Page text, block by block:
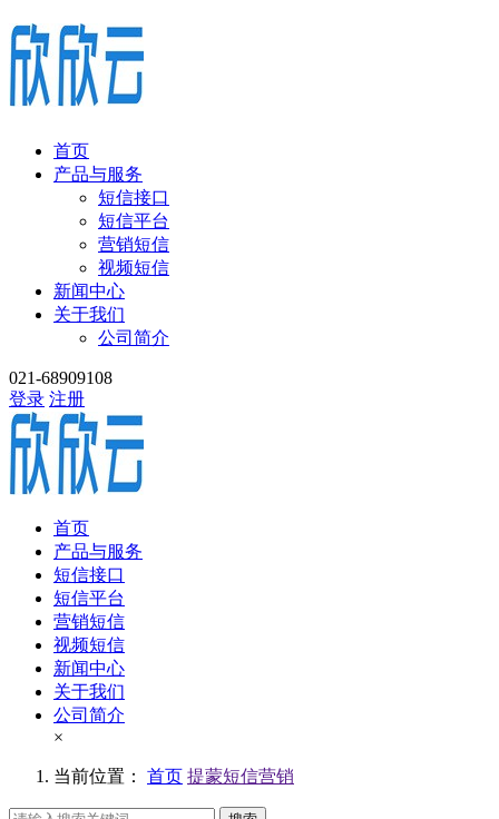
首页
产品与服务
短信接口
短信平台
营销短信
视频短信
新闻中心
关于我们
公司简介
021-68909108
登录 注册
首页
产品与服务
短信接口
短信平台
营销短信
视频短信
新闻中心
关于我们
公司简介
×
当前位置： 首页 提蒙短信营销